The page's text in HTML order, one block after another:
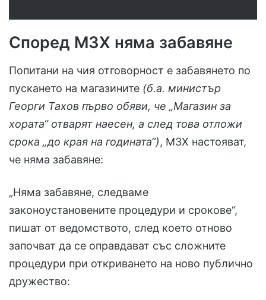
Според МЗХ няма забавяне
Попитани на чия отговорност е забавянето по
пускането на магазините (б.а. министър
Георги Тахов първо обяви, че „Магазин за
хората“ отварят наесен, а след това отложи
срока „до края на годината“), МЗХ настояват,
че няма забавяне:
„Няма забавяне, следваме
законоустановените процедури и срокове“,
пишат от ведомството, след което отново
започват да се оправдават със сложните
процедури при откриването на ново публично
дружество: